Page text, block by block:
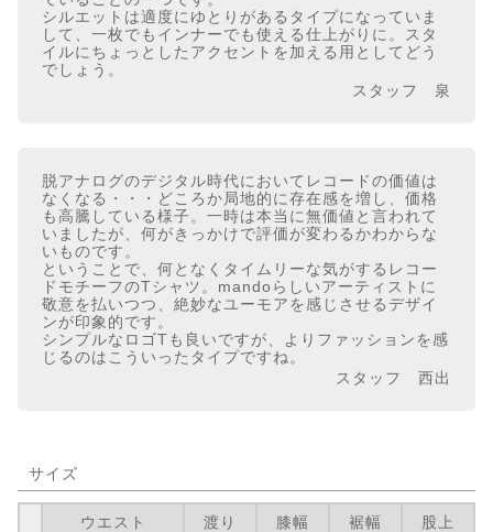
シルエットは適度にゆとりがあるタイプになっていま
して、一枚でもインナーでも使える仕上がりに。スタ
イルにちょっとしたアクセントを加える用としてどう
でしょう。
スタッフ 泉
脱アナログのデジタル時代においてレコードの価値は
なくなる・・・どころか局地的に存在感を増し、価格
も高騰している様子。一時は本当に無価値と言われて
いましたが、何がきっかけで評価が変わるかわからな
いものです。
ということで、何となくタイムリーな気がするレコー
ドモチーフのTシャツ。mandoらしいアーティストに
敬意を払いつつ、絶妙なユーモアを感じさせるデザイ
ンが印象的です。
シンプルなロゴTも良いですが、よりファッションを感
じるのはこういったタイプですね。
スタッフ 西出
サイズ
ウエスト 渡り 膝幅 裾幅 股上